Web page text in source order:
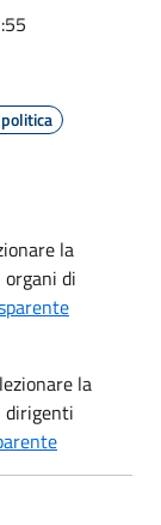
la
di
la
dirigenti